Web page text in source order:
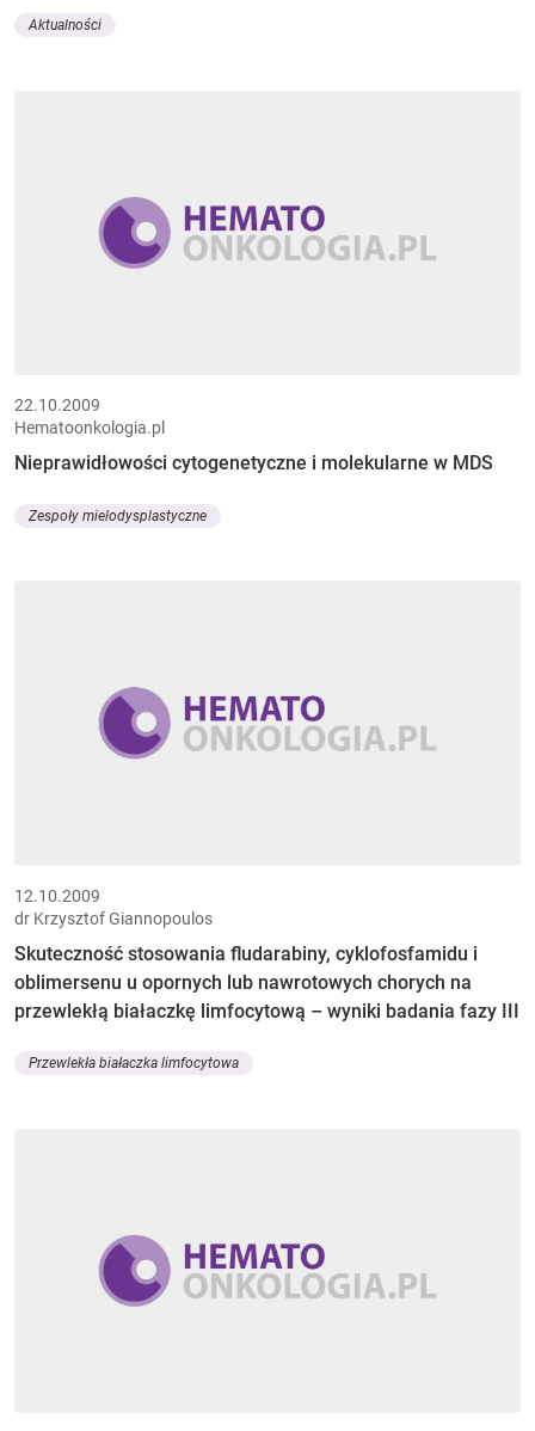
Aktualności
22.10.2009
Hematoonkologia.pl
Nieprawidłowości cytogenetyczne i molekularne w MDS
Zespoły mielodysplastyczne
12.10.2009
dr Krzysztof Giannopoulos
Skuteczność stosowania fludarabiny, cyklofosfamidu i
oblimersenu u opornych lub nawrotowych chorych na
przewlekłą białaczkę limfocytową – wyniki badania fazy III
Przewlekła białaczka limfocytowa